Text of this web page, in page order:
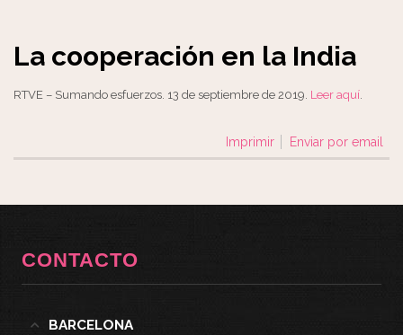
La cooperación en la India
RTVE – Sumando esfuerzos. 13 de septiembre de 2019. Leer aquí.
Imprimir Enviar por email
CONTACTO
BARCELONA